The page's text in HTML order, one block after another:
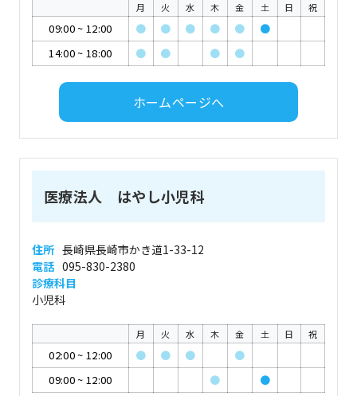
月 火 水 木 金 土 日 祝
09:00~ 12:00 ● ● ● ● ●
●
14:00~ 18:00 ● ● ● ●
ホームページへ
医療法人 はやし小児科
住所 長崎県長崎市かき道1-33-12
電話 095-830-2380
診療科目
小児科
月 火 水 木 金 土 日 祝
02:00~ 12:00 ● ● ●
●
09:00~ 12:00 ● ●